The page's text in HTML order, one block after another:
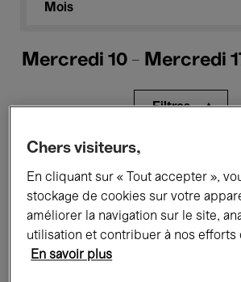
Mois
Mercredi 10 - Mercredi
Filtres
Expositions Films
Rencontres & Débats Jazz
Chers visiteurs,
En cliquant sur « Tout accepter »,
stockage de cookies sur votre
améliorer la navigation sur le site,
utilisation et contribuer à nos efforts
En savoir plus